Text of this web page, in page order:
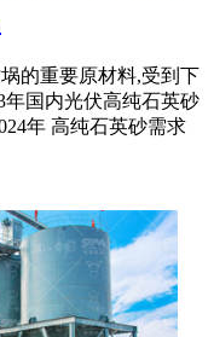
的重要原材料,受到下
年国内光伏高纯石英砂
年 高纯石英砂需求